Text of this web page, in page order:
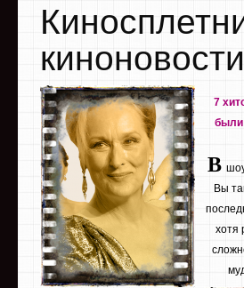
киноновости
7
были
В
Вы
хотя